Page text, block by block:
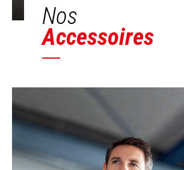
Nos
Accessoires